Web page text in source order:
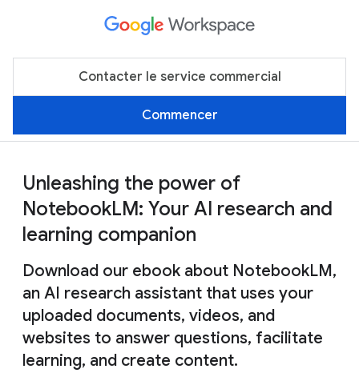
Contacter le service commercial
Commencer
Unleashing the power of
NotebookLM: Your AI research and
learning companion
Download our ebook about NotebookLM,
an AI research assistant that uses your
uploaded documents, videos, and
websites to answer questions, facilitate
learning, and create content.